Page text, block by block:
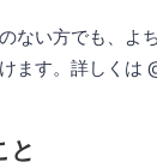
ない方でも、
ます。詳しく
と